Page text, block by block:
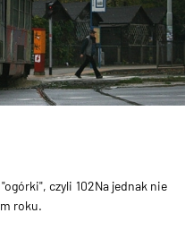
czyli 102Na jednak nie
roku.